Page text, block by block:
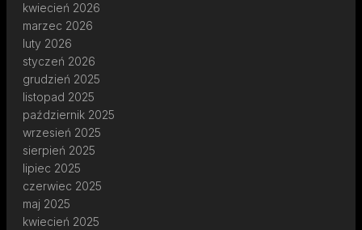
kwiecień 2026
marzec 2026
luty 2026
styczeń 2026
grudzień 2025
listopad 2025
październik 2025
wrzesień 2025
sierpień 2025
lipiec 2025
czerwiec 2025
maj 2025
kwiecień 2025